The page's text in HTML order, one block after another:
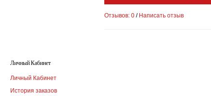
Отзывов: 0 / Написать отзыв
Личный Кабинет
Личный Кабинет
История заказов